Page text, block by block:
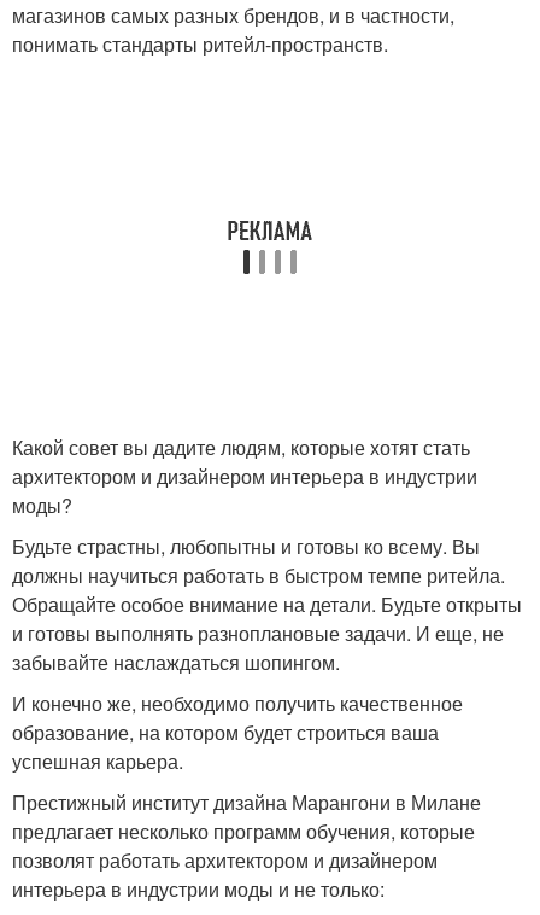
магазинов самых разных брендов, и в частности,
понимать стандарты ритейл-пространств.
Какой совет вы дадите людям, которые хотят стать
архитектором и дизайнером интерьера в индустрии
моды?
Будьте страстны, любопытны и готовы ко всему. Вы
должны научиться работать в быстром темпе ритейла.
Обращайте особое внимание на детали. Будьте открыты
и готовы выполнять разноплановые задачи. И еще, не
забывайте наслаждаться шопингом.
И конечно же, необходимо получить качественное
образование, на котором будет строиться ваша
успешная карьера.
Престижный институт дизайна Марангони в Милане
предлагает несколько программ обучения, которые
позволят работать архитектором и дизайнером
интерьера в индустрии моды и не только: